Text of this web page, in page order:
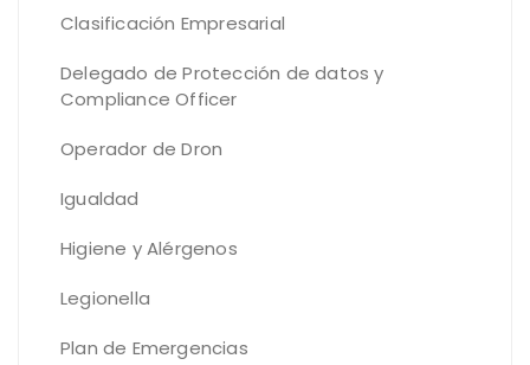
Clasificación Empresarial
Delegado de Protección de datos y
Compliance Officer
Operador de Dron
Igualdad
Higiene y Alérgenos
Legionella
Plan de Emergencias